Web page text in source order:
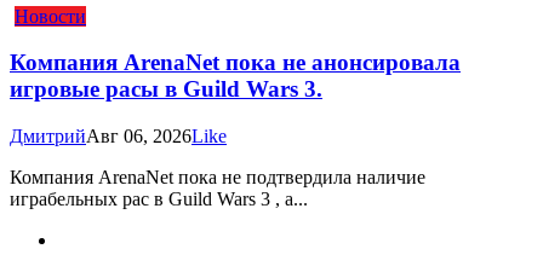
Новости
Компания ArenaNet пока не анонсировала
игровые расы в Guild Wars 3.
ДмитрийАвг 06, 2026Like
Компания ArenaNet пока не подтвердила наличие
играбельных рас в Guild Wars 3 , а...